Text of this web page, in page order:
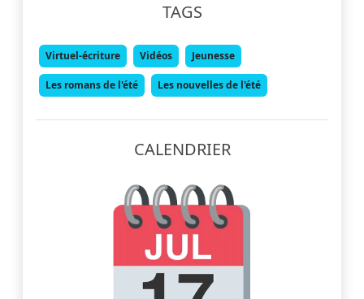
TAGS
Virtuel-écriture Vidéos Jeunesse
Les romans de l'été Les nouvelles de l'été
CALENDRIER